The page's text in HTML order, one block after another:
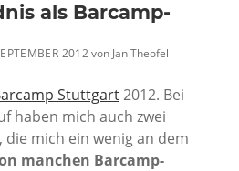
als Barcamp-
2012von Jan Theofel
Stuttgart2012. Bei
haben mich auch zwei
mich ein wenig an dem
manchen Barcamp-